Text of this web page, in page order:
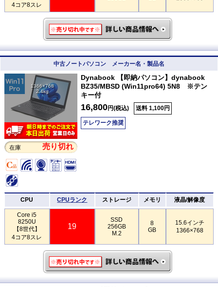
4コア8スレ
中古ノートパソコン メーカー名・製品名
1366×768
2.4kg
在庫 売り切れ
Dynabook 【即納パソコン】dynabook
BZ35/MBSD (Win11pro64) 5N8 ※テン
キー付
16,800円(税込) 送料 1,100円
テレワーク推奨
CPU CPUランク ストレージ メモリ 液晶/解像度
Core i5
8250U
【8世代】
4コア8スレ
19
SSD
256GB
M.2
8
GB
15.6インチ
1366×768